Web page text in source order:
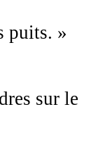
puits. »
sur le